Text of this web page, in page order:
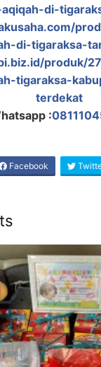
di-
di-tigaraksa-
produk/
tigaraksa-
terdekat
:
Facebook